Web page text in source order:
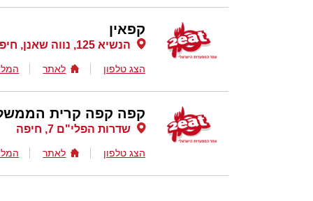
קפאין
הנשיא 125, נווה שאנן, חיפה
הצג טלפון לאתר
קפה קפה קרית
שדרות הפלי"ם 7, חיפה
הצג טלפון לאתר